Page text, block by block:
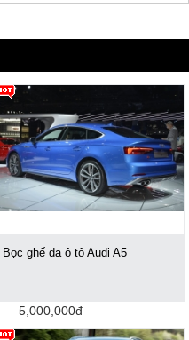
Bọc ghế da ô tô Audi A5
5,000,000đ